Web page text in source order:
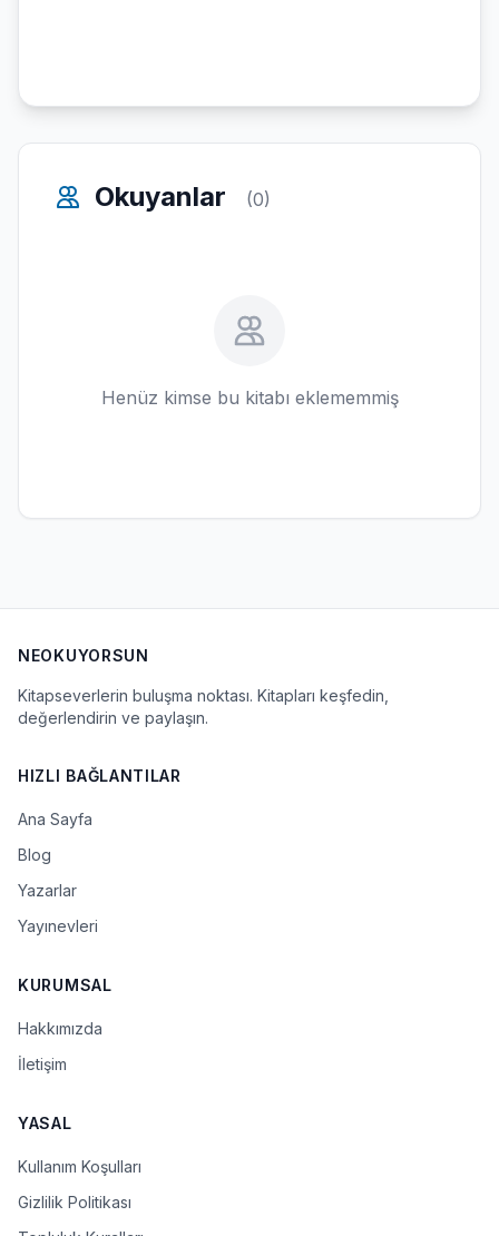
Okuyanlar (0)
Henüz kimse bu kitabı eklememmiş
NEOKUYORSUN
Kitapseverlerin buluşma noktası. Kitapları keşfedin,
değerlendirin ve paylaşın.
HIZLI BAĞLANTILAR
Ana Sayfa
Blog
Yazarlar
Yayınevleri
KURUMSAL
Hakkımızda
İletişim
YASAL
Kullanım Koşulları
Gizlilik Politikası